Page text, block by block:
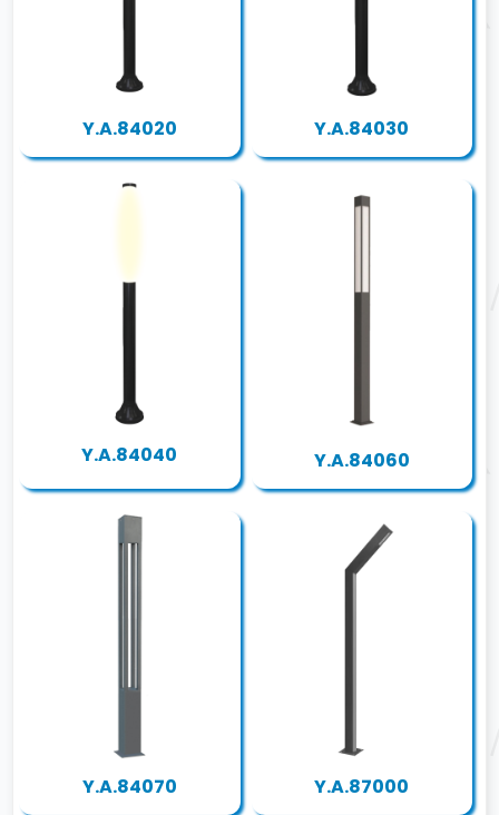
Y.A.84020 Y.A.84030
Y.A.84040 Y.A.84060
Y.A.84070 Y.A.87000